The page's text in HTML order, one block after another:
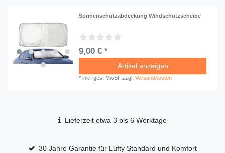
Sonnenschutzabdeckung Windschutzscheibe
9,00 € *
Artikel anzeigen
*inkl. ges. MwSt. zzgl.Versandkosten
Lieferzeit etwa 3 bis 6 Werktage
30 Jahre Garantie für Lufty Standard und Komfort